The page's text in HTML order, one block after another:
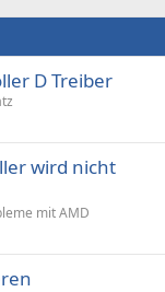
D Treiber
wird nicht
mit AMD